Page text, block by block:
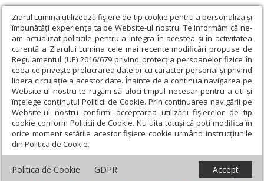
Ziarul Lumina utilizează fişiere de tip cookie pentru a personaliza și
îmbunătăți experiența ta pe Website-ul nostru. Te informăm că ne-
am actualizat politicile pentru a integra în acestea și în activitatea
curentă a Ziarului Lumina cele mai recente modificări propuse de
Regulamentul (UE) 2016/679 privind protecția persoanelor fizice în
ceea ce privește prelucrarea datelor cu caracter personal și privind
libera circulație a acestor date. Înainte de a continua navigarea pe
Website-ul nostru te rugăm să aloci timpul necesar pentru a citi și
înțelege conținutul Politicii de Cookie. Prin continuarea navigării pe
Website-ul nostru confirmi acceptarea utilizării fişierelor de tip
cookie conform Politicii de Cookie. Nu uita totuși că poți modifica în
orice moment setările acestor fişiere cookie urmând instrucțiunile
din Politica de Cookie.
Politica de Cookie GDPR Accept
Ziarul Lumina › Lumina de Duminică, Nr. 29 (809), Anul XVII, 25-07-
2021
Lumina de Duminică, Nr. 29 (809),
Anul XVII, 25-07-2021